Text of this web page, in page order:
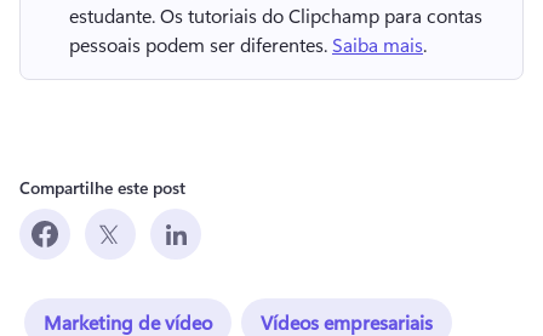
estudante. Os tutoriais do Clipchamp para contas
pessoais podem ser diferentes. Saiba mais.
Compartilhe este post
Marketing de vídeo Vídeos empresariais